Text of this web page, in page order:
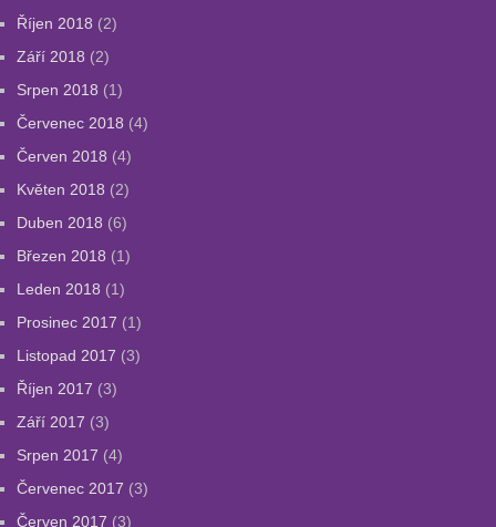
Říjen 2018 (2)
Září 2018 (2)
Srpen 2018 (1)
Červenec 2018 (4)
Červen 2018 (4)
Květen 2018 (2)
Duben 2018 (6)
Březen 2018 (1)
Leden 2018 (1)
Prosinec 2017 (1)
Listopad 2017 (3)
Říjen 2017 (3)
Září 2017 (3)
Srpen 2017 (4)
Červenec 2017 (3)
Červen 2017 (3)